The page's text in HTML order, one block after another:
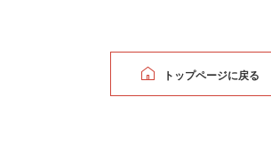
トップページに戻る